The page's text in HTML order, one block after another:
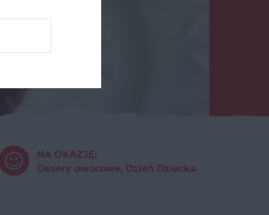
NA OKAZJĘ:
Desery owocowe, Dzień Dziecka